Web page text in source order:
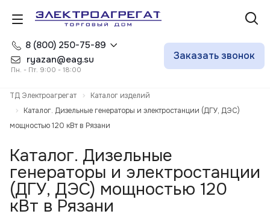
8 (800) 250-75-89
ryazan@eag.su
Пн. - Пт. 9:00 - 18:00
Заказать звонок
ТД Электроагрегат
Каталог изделий
Каталог. Дизельные генераторы и электростанции (ДГУ, ДЭС)
мощностью 120 кВт в Рязани
Каталог. Дизельные
генераторы и электростанции
(ДГУ, ДЭС) мощностью 120
кВт в Рязани